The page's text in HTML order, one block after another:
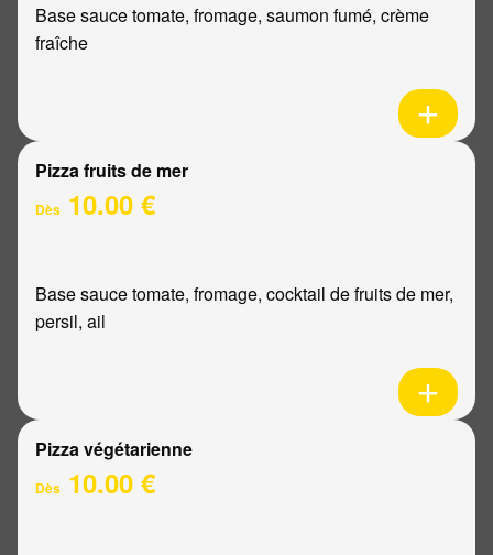
Base sauce tomate, fromage, saumon fumé, crème
fraîche
Pizza fruits de mer
Dès 10.00 €
Base sauce tomate, fromage, cocktail de fruits de mer,
persil, ail
Pizza végétarienne
Dès 10.00 €